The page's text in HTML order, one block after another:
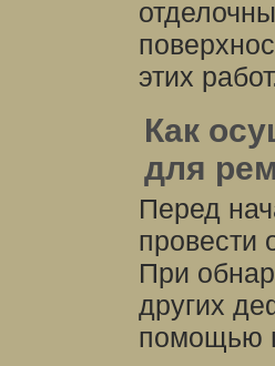
этих
Как
для
Перед
провести
При
других
помощью